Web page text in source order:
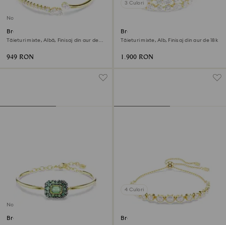
Nou
Brățară fixă Mesmera
Tăieturi mixte, Albă, Finisaj din aur de
949 RON
3 Culori
Brățară Mesmera
Tăieturi mixte, Alb, Finisaj din aur de 18k
1.900 RON
Nou
Brățară fixă Sublima
4 Culori
Brățară Imber